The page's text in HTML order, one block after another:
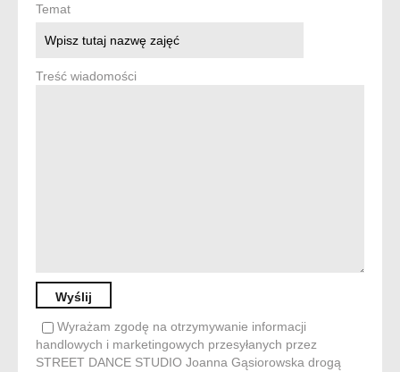
Temat
Treść wiadomości
Wyrażam zgodę na otrzymywanie informacji
handlowych i marketingowych przesyłanych przez
STREET DANCE STUDIO Joanna Gąsiorowska drogą